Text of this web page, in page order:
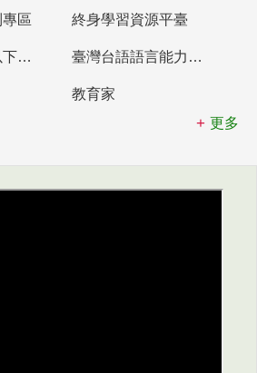
區 終身學習資源平臺
教育部高中等以下學校及幼兒園教師資格檢定考試 臺灣台語語言能力認證網站
教育家
更多